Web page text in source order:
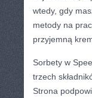
wtedy, gdy
metody na
przyjemną
Sorbety w
trzech
Strona